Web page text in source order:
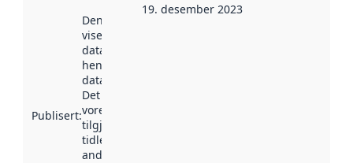
Publisert:
Denne datoen
viser når
datasettet vart
henta inn av
data.norge.no.
Det kan ha
vore
tilgjengeleg
tidlegare
andre stader.
19. desember 2023